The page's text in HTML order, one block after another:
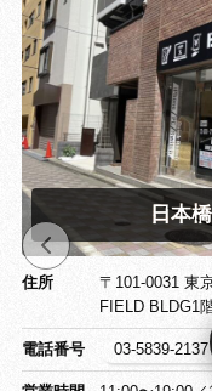
日本
住所
〒101-0031 東
FIELD BLDG1
電話番号 03-5839-2137